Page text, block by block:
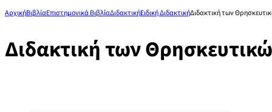
ΑρχικήΒιβλίαΕπιστημονικά ΒιβλίαΔιδακτικήΕιδική ΔιδακτικήΔιδακτική των
Διδακτική των